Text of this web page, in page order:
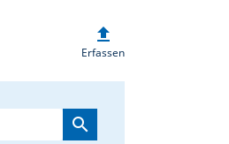
upload
Erfassen
search